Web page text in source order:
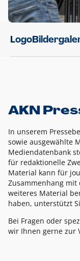
Logo
AKN
In unserem
sowie ausgewählte
Mediendatenbank
für redaktionelle
Material kann für
Zusammenhang mit
weiteres Material
haben, unterstützt
Bei Fragen oder
wir Ihnen gerne zur